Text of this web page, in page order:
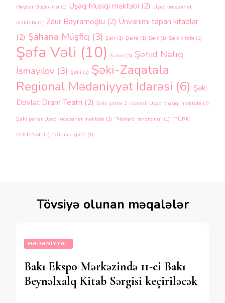
Heydər Əliyev irsi (1) Uşaq Musiqi məktəbi (2) Uşaq İncəsənət
məktəbi (1) Zaur Bayramoğlu (2) Ünvanımı tapan kitablar
(2) Şahanə Müşfiq (3) Şair (1) Şairə (1) Şeir (1) Şeir kitabı (1)
Şəfa Vəli (10) Şəhid (1) Şəhid Natiq
İsmayılov (3) Şəki (1) Şəki-Zaqatala
Regional Mədəniyyət İdarəsi (6) Şəki
Dövlət Dram Teatrı (2) Şəki şəhər 2 nömrəli Uşaq Musiqi məktəbi (1)
Şəki şəhər Uşaq İncəsənət məktəbi (1) “Moriarti sindromu” (1) “TÜRK
DÜNYASI” (1) “Ölümlə qətl” (1)
Tövsiyə olunan məqalələr
MƏDƏNIYYƏT
Bakı Ekspo Mərkəzində 11-ci Bakı
Beynəlxalq Kitab Sərgisi keçiriləcək